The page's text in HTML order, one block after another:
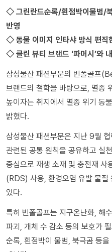
◇ 그린란드순록/흰점박이물범/
반영
◇ 동물 이미지 인타샤 방식 편직
◇ 클린 뷰티 브랜드 ‘파머시’와
삼성물산 패션부문의 빈폴골프
브랜드의 철학을 바탕으로, 멸종
높이자는 취지에서 멸종 위기 동
밝혔다.
삼성물산 패션부문은 지난 9월
관련된 공통 원칙을 공유하고 실
중심으로 재생 소재 및 충전재 사
(RDS) 사용, 환경오염 유발 물질
있다.
특히 빈폴골프는 지구온난화, 해
파괴, 개체 수 감소 등의 보호가
순록, 흰점박이 물범, 북극곰 등